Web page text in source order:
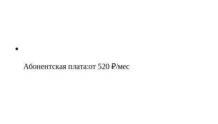
Абонентская плата:от 520 ₽/мес